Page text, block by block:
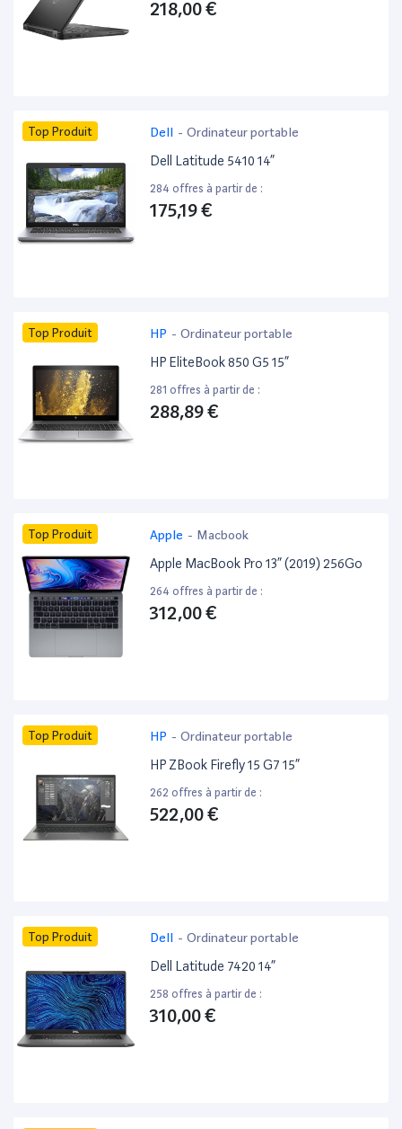
218,00 €
Top Produit Dell - Ordinateur portable
Dell Latitude 5410 14”
284 offres à partir de :
175,19 €
Top Produit HP - Ordinateur portable
HP EliteBook 850 G5 15”
281 offres à partir de :
288,89 €
Top Produit Apple - Macbook
Apple MacBook Pro 13” (2019) 256Go
264 offres à partir de :
312,00 €
Top Produit HP - Ordinateur portable
HP ZBook Firefly 15 G7 15”
262 offres à partir de :
522,00 €
Top Produit Dell - Ordinateur portable
Dell Latitude 7420 14”
258 offres à partir de :
310,00 €